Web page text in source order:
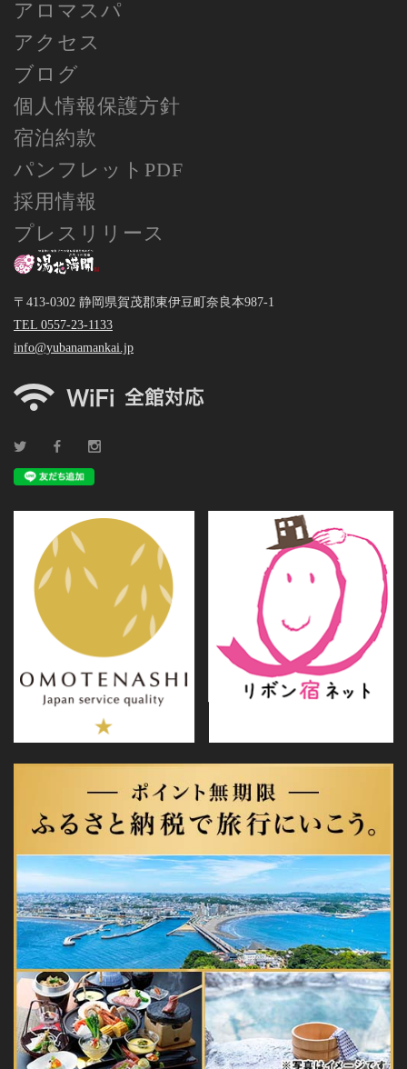
アロマスパ
アクセス
ブログ
個人情報保護方針
宿泊約款
パンフレットPDF
採用情報
プレスリリース
〒413-0302 静岡県賀茂郡東伊豆町奈良本987-1
TEL 0557-23-1133
info@yubanamankai.jp